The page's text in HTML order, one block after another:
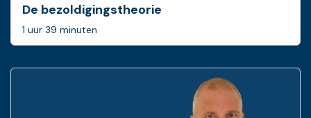
De bezoldigingstheorie
1 uur 39 minuten